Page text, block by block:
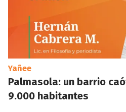
Yañee
Palmasola: un barrio
9.000 habitantes